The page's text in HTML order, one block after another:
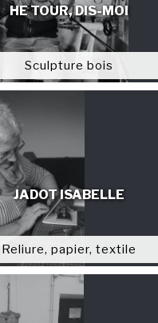
HE TOUR, DIS-MOI
Sculpture bois
JADOT ISABELLE
Reliure, papier, textile